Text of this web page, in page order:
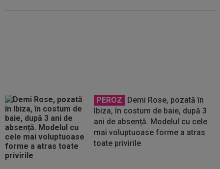
PEROZ
Demi Rose, pozată în
Ibiza, în costum de baie, după 3
ani de absență. Modelul cu cele
mai voluptuoase forme a atras
toate privirile